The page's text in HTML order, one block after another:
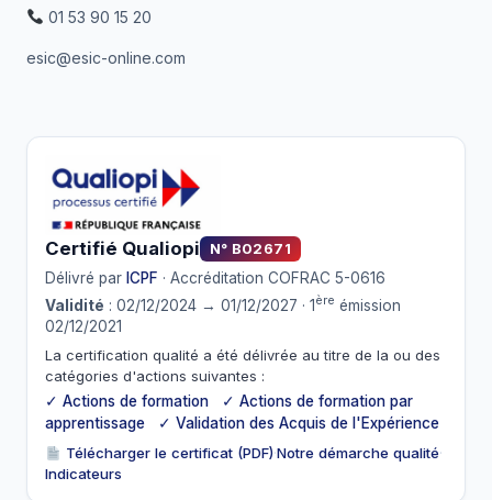
01 53 90 15 20
esic@esic-online.com
Certifié Qualiopi
N° B02671
Délivré par ICPF · Accréditation COFRAC 5-0616
Validité : 02/12/2024 → 01/12/2027 · 1 ère émission
02/12/2021
La certification qualité a été délivrée au titre de la ou des
catégories d'actions suivantes :
✓ Actions de formation ✓ Actions de formation par
apprentissage ✓ Validation des Acquis de l'Expérience
Télécharger le certificat (PDF)·Notre démarche qualité·
Indicateurs